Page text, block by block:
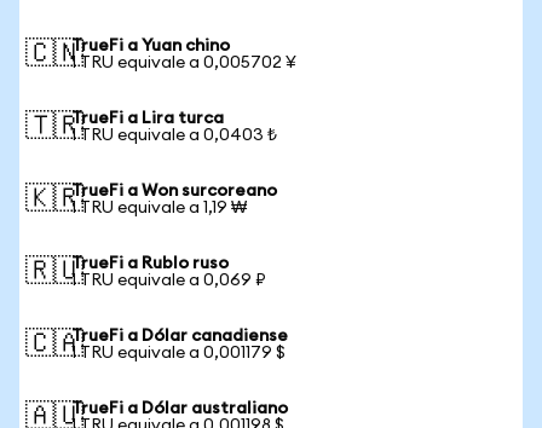
🇨🇳TrueFi a Yuan chino
1 TRU equivale a 0,005702 ¥
🇹🇷TrueFi a Lira turca
1 TRU equivale a 0,0403 ₺
🇰🇷TrueFi a Won surcoreano
1 TRU equivale a 1,19 ₩
🇷🇺TrueFi a Rublo ruso
1 TRU equivale a 0,069 ₽
🇨🇦TrueFi a Dólar canadiense
1 TRU equivale a 0,001179 $
🇦🇺TrueFi a Dólar australiano